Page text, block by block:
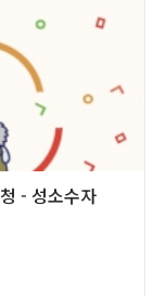
- 성소수자